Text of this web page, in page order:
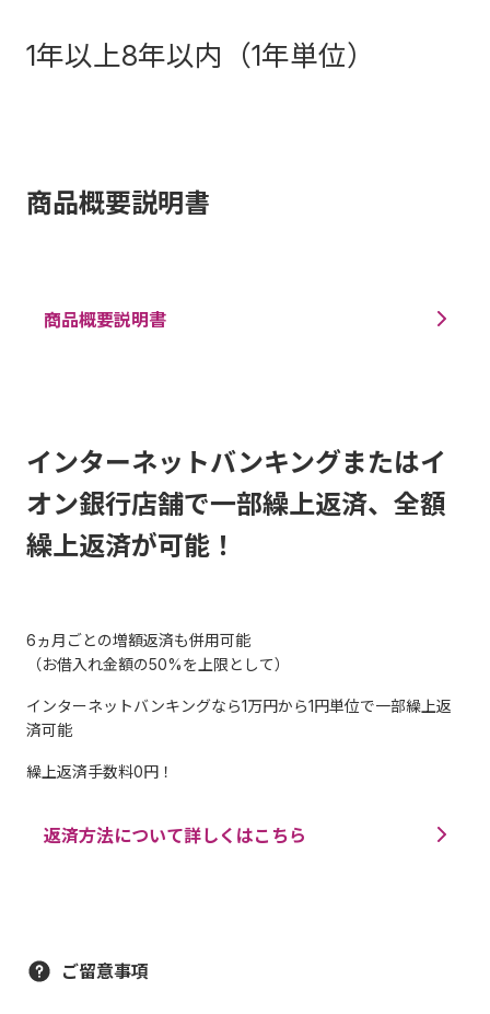
1年以上8年以内（1年単位）
商品概要説明書
商品概要説明書
インターネットバンキングまたはイ
オン銀行店舗で一部繰上返済、全額
繰上返済が可能！
6ヵ月ごとの増額返済も併用可能
（お借入れ金額の50%を上限として）
インターネットバンキングなら1万円から1円単位で一部繰上返
済可能
繰上返済手数料0円！
返済方法について詳しくはこちら
ご留意事項